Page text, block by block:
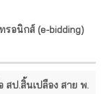
รอนิกส์ (e-bidding)
ป.สิ้นเปลือง สาย พ.